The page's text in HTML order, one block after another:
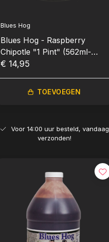
Blues Hog
Blues Hog - Raspberry
Chipotle "1 Pint" (562ml-
19oz)
€ 14,95
TOEVOEGEN
Voor 14:00 uur besteld, vandaag
verzonden!